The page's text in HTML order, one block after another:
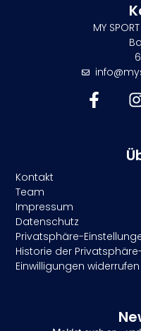
MY
Kontakt
Team
Impressum
Datenschutz
Privatsphäre-
Historie der
Einwilligungen widerrufen